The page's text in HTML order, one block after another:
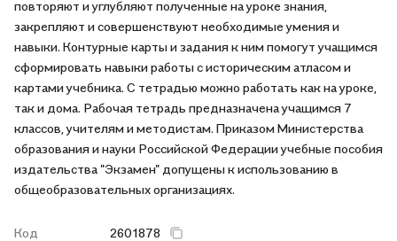
повторяют и углубляют полученные на уроке знания,
закрепляют и совершенствуют необходимые умения и
навыки. Контурные карты и задания к ним помогут учащимся
сформировать навыки работы с историческим атласом и
картами учебника. С тетрадью можно работать как на уроке,
так и дома. Рабочая тетрадь предназначена учащимся 7
классов, учителям и методистам. Приказом Министерства
образования и науки Российской Федерации учебные пособия
издательства "Экзамен" допущены к использованию в
общеобразовательных организациях.
Код
2601878